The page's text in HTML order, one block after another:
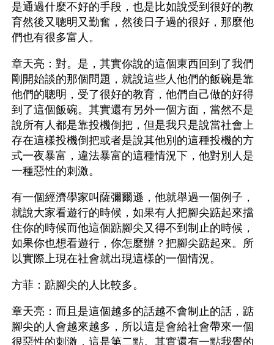
是通過什麼不好的手段，也是比如說受到很好的教
育然後又聰明又勤奮，然後日子過的很好，那麼他
們也有很多富人。
章天亮：對。是，其實你說的這個東西回到了我們
剛開始談的那個問題，就說這些人他們的飯碗是靠
他們的聰明，受了很好的教育，他們自己做的好得
到了這個飯碗。其實還有另外一個方面，當然不是
說所有人都是靠投機倒把，但是我只是說當社會上
存在這樣投機倒把或者是說其他別的這種投機的方
式一夜暴富，違法暴富的這種情況下，他對別人是
一種惡性的刺激。
有一個經濟學家叫薩彌爾遜，他就舉過一個例子，
就說大家看遊行的時候，如果有人把腳尖踮起來擋
住你的時候而他這個踮腳尖又得不到制止的時候，
如果你也想看遊行，你怎麼辦？把腳尖踮起來。所
以實際上現在社會就出現這樣的一個情況。
方菲：踮腳尖的人比較多。
章天亮：而且是這個越多的話越不會制止的話，踮
腳尖的人會越來越多，所以這是會給社會帶來一個
很惡性的刺激，這是第二點。其實還有一點我覺的